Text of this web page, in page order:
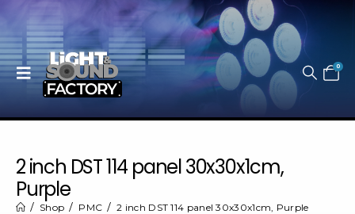
0
2 inch DST 114 panel 30x30x1cm,
Purple
Shop PMC 2 inch DST 114 panel 30x30x1cm, Purple